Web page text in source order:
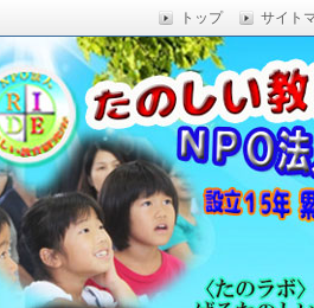
トップ サイト
のしい教育研究所
しい授業,たのしい授業,楽しい自由研
,RIDE,沖縄県 教育,たのしい授業,た
楽しい授業,教育技術,教育方
向上,教育技術,教育方法,沖縄 教育問
員採用試験,沖縄 教育,たのしい教育,
学,たのしい科学,たのしく学び 一生
,いっきゅうハカセ,アドラー 心理学,
,教員採用試験,名人,採用試験,合格,セ
上,沖縄の教育,たのしい学力,補習,読
でクリエイトするプロフェッショな
四年で17000人以上に授業を実施,99